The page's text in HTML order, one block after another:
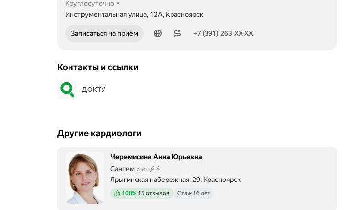
Круглосуточно
Инструментальная улица, 12А, Красноярск
Записаться на приём
Номер телефона: +73912638058 +7 (391) 263-XX-XX
Контакты и ссылки
ДОКТУ
Другие кардиологи
Черемисина Анна Юрьевна
Сантем и ещё 4
Ярыгинская набережная, 29, Красноярск
Положительных отзывов
100% 15 отзывов Стаж 16 лет